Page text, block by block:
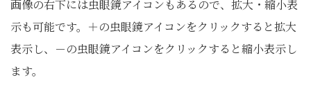
画像の右下には虫眼鏡アイコンもあるので、拡大・縮小表
示も可能です。＋の虫眼鏡アイコンをクリックすると拡大
表示し、－の虫眼鏡アイコンをクリックすると縮小表示し
ます。